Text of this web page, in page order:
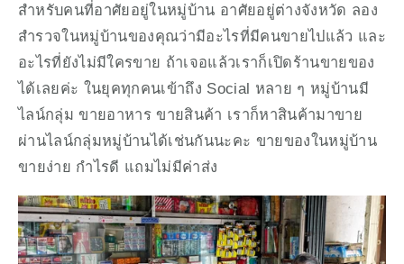
สำหรับคนที่อาศัยอยู่ในหมู่บ้าน อาศัยอยู่ต่างจังหวัด ลอง
สำรวจในหมู่บ้านของคุณว่ามีอะไรที่มีคนขายไปแล้ว และ
อะไรที่ยังไม่มีใครขาย ถ้าเจอแล้วเราก็เปิดร้านขายของ
ได้เลยค่ะ ในยุคทุกคนเข้าถึง Social หลาย ๆ หมู่บ้านมี
ไลน์กลุ่ม ขายอาหาร ขายสินค้า เราก็หาสินค้ามาขาย
ผ่านไลน์กลุ่มหมู่บ้านได้เช่นกันนะคะ ขายของในหมู่บ้าน
ขายง่าย กำไรดี แถมไม่มีค่าส่ง